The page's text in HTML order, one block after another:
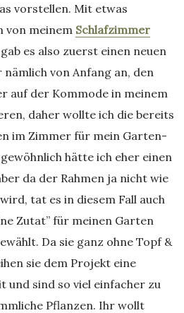
vorstellen. Mit etwas
von meinem Schlafzimmer
es also zuerst einen neuen
von Anfang an, den
auf der Kommode in meinem
daher wollte ich die bereits
im Zimmer für mein Garten-
hätte ich eher einen
da der Rahmen ja nicht wie
tat es in diesem Fall auch
Zutat” für meinen Garten
Da sie ganz ohne Topf &
sie dem Projekt eine
und sind so viel einfacher zu
Pflanzen. Ihr wollt